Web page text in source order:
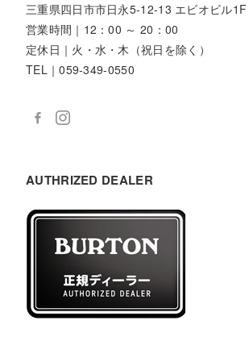
三重県四日市市日永5-12-13 エビオビル1F
営業時間｜12：00 ～ 20：00
定休日｜火・水・木（祝日を除く）
TEL｜059-349-0550
AUTHRIZED DEALER